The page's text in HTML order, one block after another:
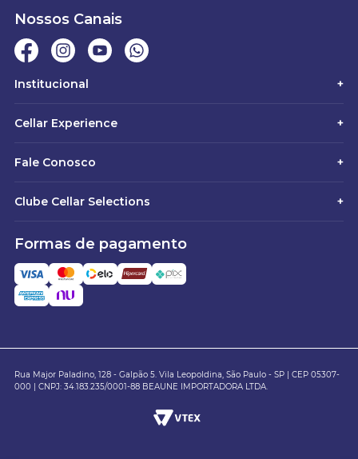
Nossos Canais
Institucional +
Cellar Experience +
Fale Conosco +
Clube Cellar Selections +
Formas de pagamento
Rua Major Paladino, 128 - Galpão 5. Vila Leopoldina, São Paulo - SP | CEP 05307-
000 | CNPJ: 34.183.235/0001-88 BEAUNE IMPORTADORA LTDA.